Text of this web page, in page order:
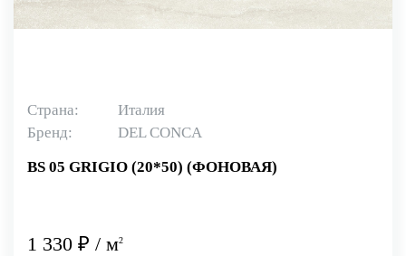
Страна:
Италия
Бренд:
DEL CONCA
BS 05 GRIGIO (20*50) (ФОНОВАЯ)
1 330 ₽ / м2